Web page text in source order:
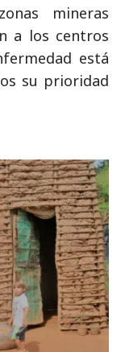
mineras
a los centros
está
su prioridad